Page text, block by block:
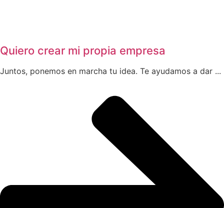
Quiero crear mi propia empresa
Juntos, ponemos en marcha tu idea. Te ayudamos a dar ...